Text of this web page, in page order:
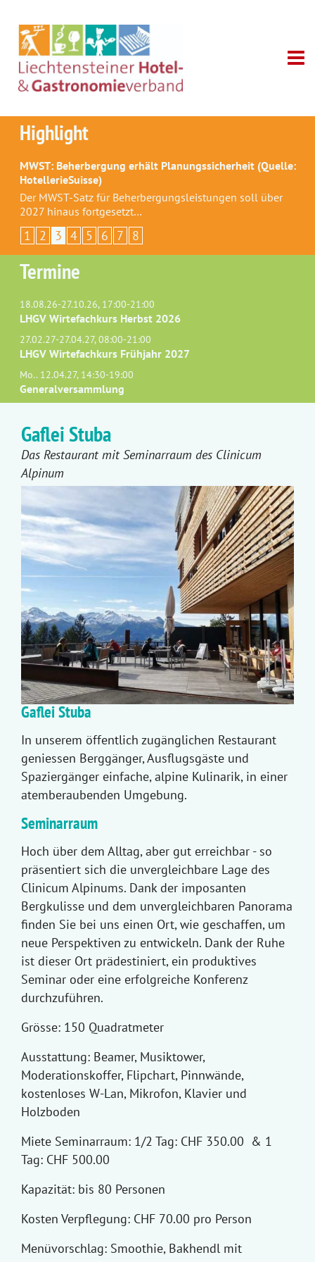
Highlight
MWST: Beherbergung erhält Planungssicherheit (Quelle:
HotellerieSuisse)
Der MWST-Satz für Beherbergungsleistungen soll über
2027 hinaus fortgesetzt…
1 2 3 4 5 6 7 8
Termine
18.08.26-27.10.26, 17:00-21:00
LHGV Wirtefachkurs Herbst 2026
27.02.27-27.04.27, 08:00-21:00
LHGV Wirtefachkurs Frühjahr 2027
Mo.. 12.04.27, 14:30-19:00
Generalversammlung
Gaflei Stuba
Das Restaurant mit Seminarraum des Clinicum
Alpinum
Gaflei Stuba
In unserem öffentlich zugänglichen Restaurant
geniessen Berggänger, Ausflugsgäste und
Spaziergänger einfache, alpine Kulinarik, in einer
atemberaubenden Umgebung.
Seminarraum
Hoch über dem Alltag, aber gut erreichbar - so
präsentiert sich die unvergleichbare Lage des
Clinicum Alpinums. Dank der imposanten
Bergkulisse und dem unvergleichbaren Panorama
finden Sie bei uns einen Ort, wie geschaffen, um
neue Perspektiven zu entwickeln. Dank der Ruhe
ist dieser Ort prädestiniert, ein produktives
Seminar oder eine erfolgreiche Konferenz
durchzuführen.
Grösse: 150 Quadratmeter
Ausstattung: Beamer, Musiktower,
Moderationskoffer, Flipchart, Pinnwände,
kostenloses W-Lan, Mikrofon, Klavier und
Holzboden
Miete Seminarraum: 1/2 Tag: CHF 350.00 & 1
Tag: CHF 500.00
Kapazität: bis 80 Personen
Kosten Verpflegung: CHF 70.00 pro Person
Menüvorschlag: Smoothie, Bakhendl mit